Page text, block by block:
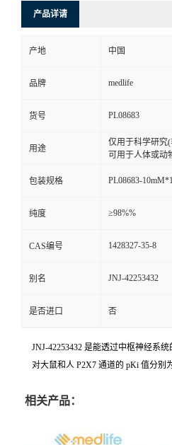
产品详请
产地 中国
品牌 medlife
货号 PL08683
用途
仅用于科学研究
可用于人体或动
包装规格 PL08683-
纯度 ≥98%%
CAS编号 1428327-35-8
别名 JNJ-42253432
是否进口 否
JNJ-42253432 是能透过中枢神经系
对大鼠和人 P2X7 通道的 pKi 值分别
相关产品：